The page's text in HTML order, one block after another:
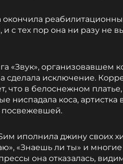
окончила
и с тех пор она ни разу не
«Звук», организовавшем
сделала исключение.
что в белоснежном
ниспадала коса, артистка
иполнила джину своих
«Знаешь ли ты» и
она отказалась,